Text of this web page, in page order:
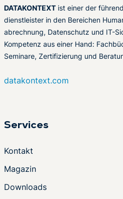
DATAKONTEXT ist einer der
dienstleister in den Bereichen
abrechnung, Datenschutz und IT-
Kompetenz aus einer Hand:
Seminare, Zertifizierung und
datakontext.com
Services
Kontakt
Magazin
Downloads